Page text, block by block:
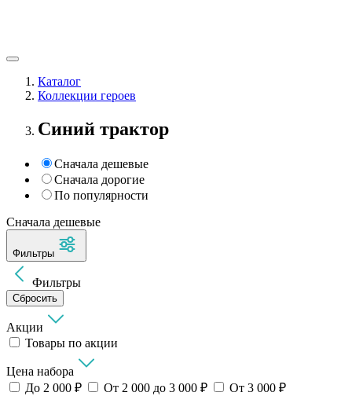
Каталог
Коллекции героев
Синий трактор
Сначала дешевые
Сначала дорогие
По популярности
Сначала дешевые
Фильтры
Фильтры
Сбросить
Акции
Товары по акции
Цена набора
До 2 000 ₽
От 2 000 до 3 000 ₽ От 3 000 ₽